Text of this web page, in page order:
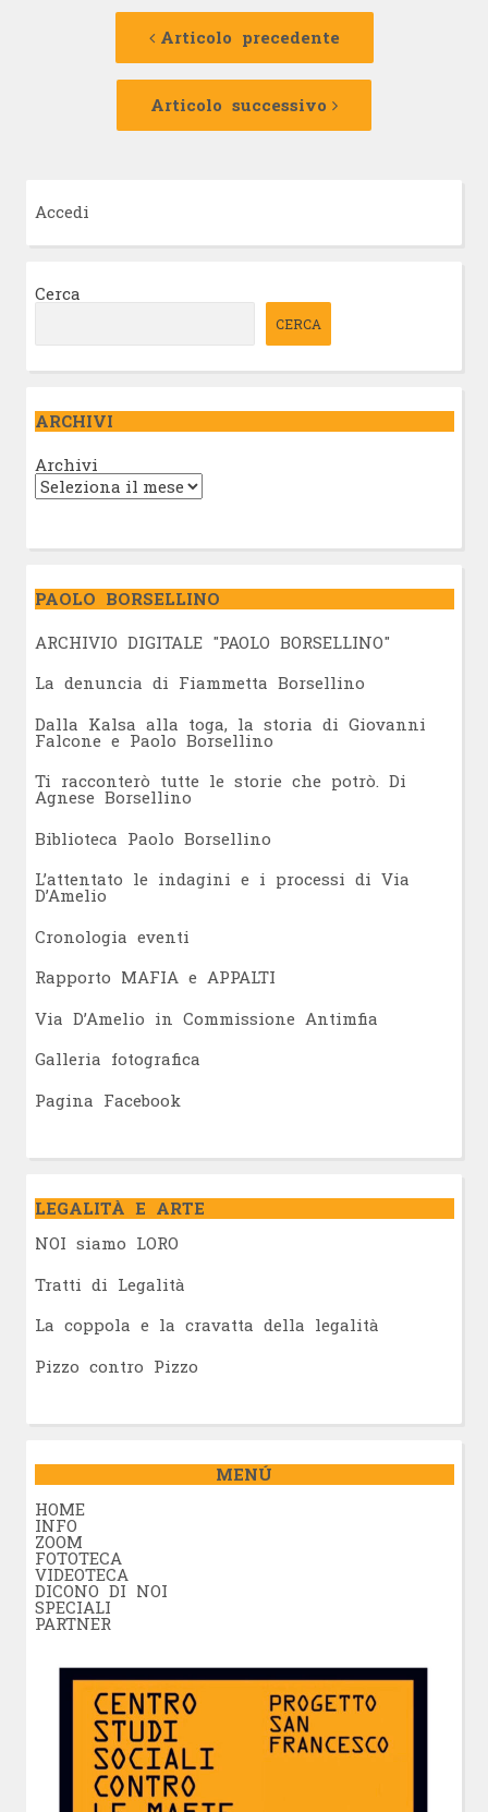
Navigazione
Articolo precedente
Articolo
Articolo successivo
Articolo
Accedi
Cerca
CERCA
ARCHIVI
Archivi
PAOLO BORSELLINO
ARCHIVIO DIGITALE "PAOLO BORSELLINO"
La denuncia di Fiammetta Borsellino
Dalla Kalsa alla toga, la storia di Giovanni
Falcone e Paolo Borsellino
Ti racconterò tutte le storie che potrò. Di
Agnese Borsellino
Biblioteca Paolo Borsellino
L’attentato le indagini e i processi di Via
D’Amelio
Cronologia eventi
Rapporto MAFIA e APPALTI
Via D’Amelio in Commissione Antimfia
Galleria fotografica
Pagina Facebook
LEGALITÀ E ARTE
NOI siamo LORO
Tratti di Legalità
La coppola e la cravatta della legalità
Pizzo contro Pizzo
MENÚ
HOME
INFO
ZOOM
FOTOTECA
VIDEOTECA
DICONO DI NOI
SPECIALI
PARTNER